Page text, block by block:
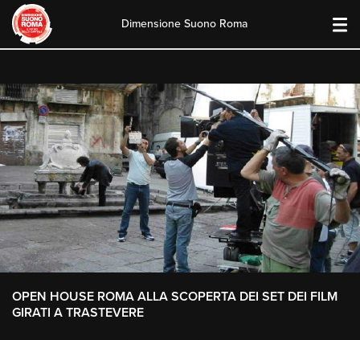
content
Dimensione Suono Roma
OPEN HOUSE ROMA ALLA SCOPERTA DEI SET DEI FILM
GIRATI A TRASTEVERE